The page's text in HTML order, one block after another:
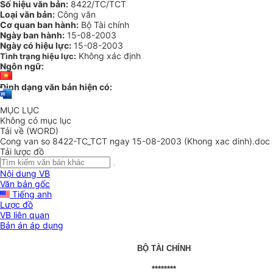
Số hiệu văn bản: 8422/TC/TCT
Loại văn bản: Công văn
Cơ quan ban hành: Bộ Tài chính
Ngày ban hành: 15-08-2003
Ngày có hiệu lực: 15-08-2003
Tình trạng hiệu lực: Không xác định
Ngôn ngữ:
Định dạng văn bản hiện có:
MỤC LỤC
Không có mục lục
Tải về (WORD)
Cong van so 8422-TC_TCT ngay 15-08-2003 (Khong xac dinh).doc
Tải lược đồ
Nội dung VB
Văn bản gốc
Tiếng anh
Lược đồ
VB liên quan
Bản án áp dụng
BỘ TÀI CHÍNH
********